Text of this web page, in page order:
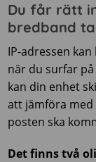
Du får rätt
bredband
IP-adressen
när du surfar
kan din enhet
att jämföra
posten ska
Det finns två